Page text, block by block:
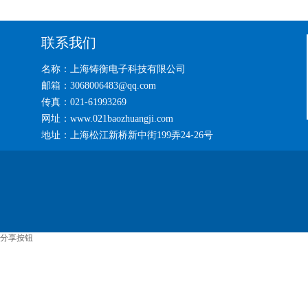
联系我们
名称：上海铸衡电子科技有限公司
邮箱：3068006483@qq.com
传真：021-61993269
网址：www.021baozhuangji.com
地址：上海松江新桥新中街199弄24-26号
分享按钮